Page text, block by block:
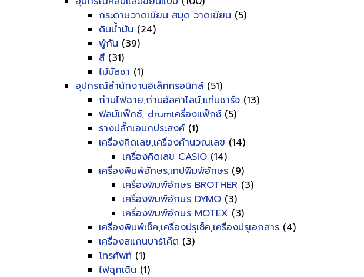
กระดาษวาดเขียน สมุด วาดเขียน (5)
ดินน้ำมัน (24)
พู่กัน (39)
สี (31)
ไม้บัลชา (1)
อุปกรณ์สำนักงานอิเล็กทรอนิกส์ (51)
ถ่านไฟฉาย,ถ่านอัลคาไลน์,แท่นชาร์จ (13)
ฟิลม์แฟ็กซ์, drumเครื่องแฟ็กซ์ (5)
รางปลั๊กเอนกประสงค์ (1)
เครื่องคิดเลข,เครื่องคำนวณเลข (14)
เครื่องคิดเลข CASIO (14)
เครื่องพิมพ์อักษร,เทปพิมพ์อักษร (9)
เครื่องพิมพ์อักษร BROTHER (3)
เครื่องพิมพ์อักษร DYMO (3)
เครื่องพิมพ์อักษร MOTEX (3)
เครื่องพิมพ์เช็ค,เครื่องปรุเช็ค,เครื่องปรุเอกสาร (4)
เครื่องสแกนบาร์โค๊ต (3)
โทรศัพท์ (1)
ไฟฉุกเฉิน (1)